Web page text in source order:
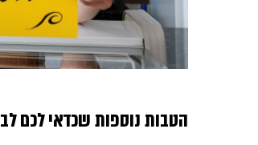
הטבות נוספות שכדאי לכם